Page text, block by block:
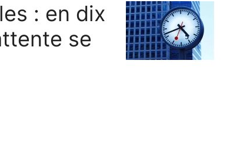
: en dix
se